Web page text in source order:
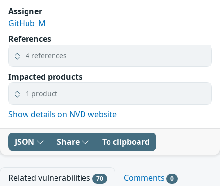
Assigner
GitHub_M
References
4 references
Impacted products
1 product
Show details on NVD website
JSON Share To clipboard
Related vulnerabilities 70 Comments 0